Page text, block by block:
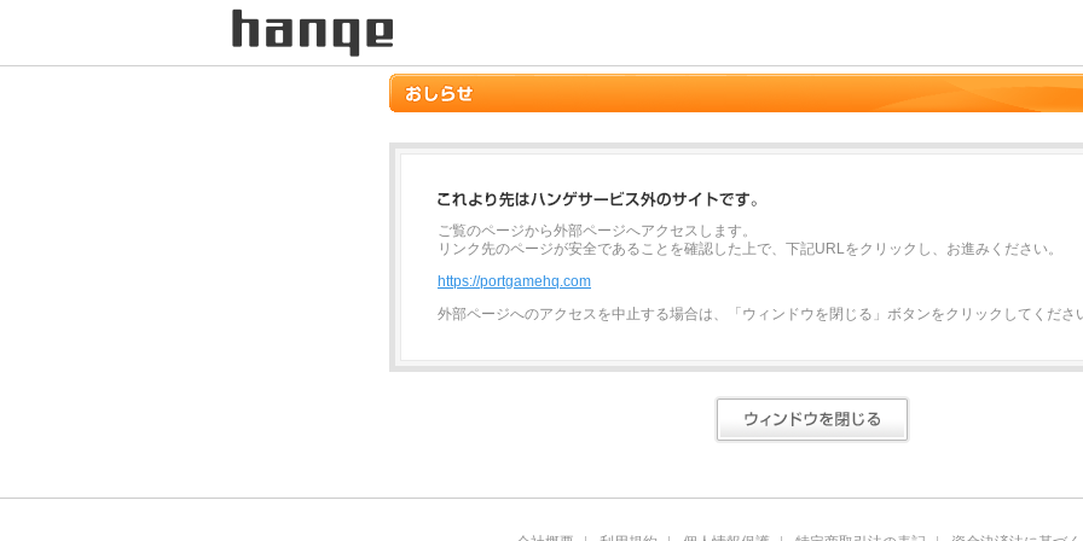
ご覧のページから外部ページへアクセスします。
リンク先のページが安全であることを確認した上で、下記URLをクリックし、お進みください。
https://portgamehq.com
外部ページへのアクセスを中止する場合は、「ウィンドウを閉じる」ボタンをクリックしてくださ